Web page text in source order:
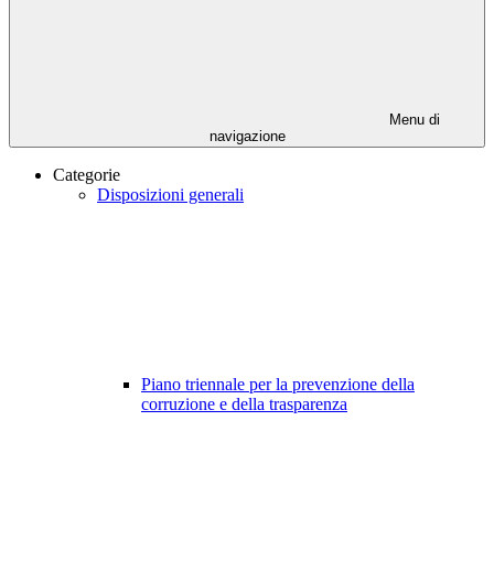
Menu di
navigazione
Categorie
Disposizioni generali
Piano triennale per la prevenzione della
corruzione e della trasparenza